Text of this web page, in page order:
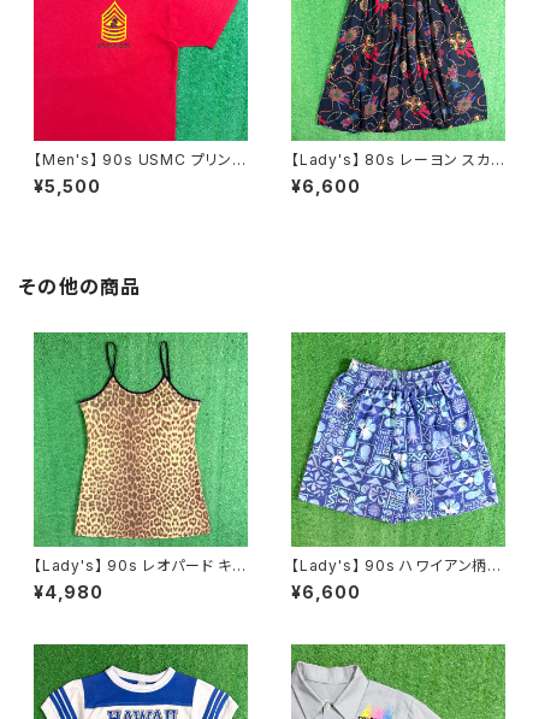
【Men's】 90s USMC プリント
Tシャツ / アメリカ製 USA製 9
0年代 ティーシャツ T-Shirt 古
¥5,500
【Lady's】 80s レーヨン スカ
ーフ柄 スカート / 80年代 古着
レディース 総柄 2266
¥6,600
その他の商品
【Lady's】 90s レオパード キャ
ミソール / 90年代 古着 レディ
ース ヒョウ柄 豹柄 キャミ ワン
¥4,980
【Lady's】 90s ハワイアン柄
ショートパンツ / 90年代 ハーフ
パンツ ハーパン ショーパン イ
¥6,600